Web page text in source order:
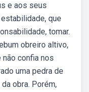
e aos seus
que
tomar.
obreiro altivo,
confia nos
uma pedra de
obra. Porém,